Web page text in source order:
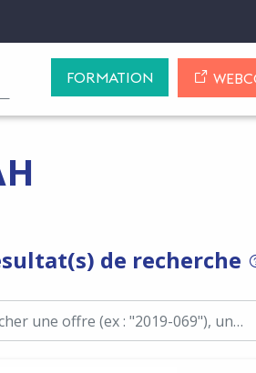
LANCER LA RECHERCHE
FORMATION
de recherche